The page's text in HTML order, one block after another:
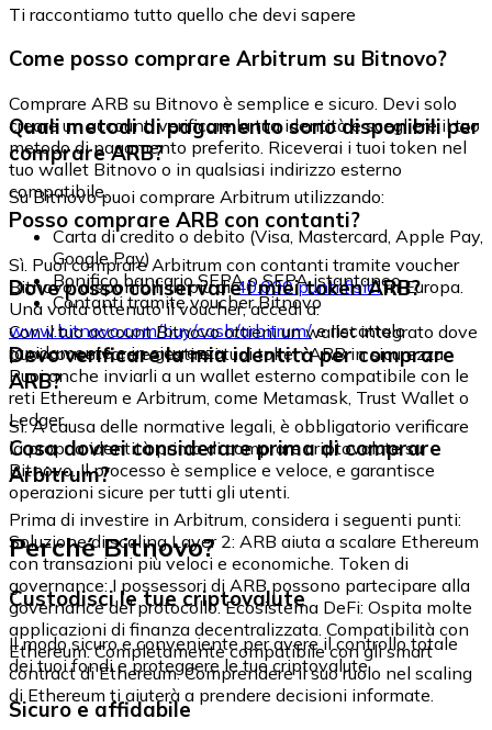
Ti raccontiamo tutto quello che devi sapere
Come posso comprare Arbitrum su Bitnovo?
Comprare ARB su Bitnovo è semplice e sicuro. Devi solo
creare un account, verificare la tua identità e scegliere il tuo
metodo di pagamento preferito. Riceverai i tuoi token nel
tuo wallet Bitnovo o in qualsiasi indirizzo esterno
compatibile.
Quali metodi di pagamento sono disponibili per
comprare ARB?
Su Bitnovo puoi comprare Arbitrum utilizzando:
Carta di credito o debito (Visa, Mastercard, Apple Pay,
Google Pay)
Bonifico bancario SEPA o SEPA istantaneo
Contanti tramite voucher Bitnovo
Posso comprare ARB con contanti?
Sì. Puoi comprare Arbitrum con contanti tramite voucher
Bitnovo, disponibili in più di40.000 punti fisiciin Europa.
Una volta ottenuto il voucher, accedi a:
www.bitnovo.com/buy/cash/arbitrum/e riscattalo
rapidamente e in sicurezza.
Dove posso conservare i miei token ARB?
Con il tuo account Bitnovo ottieni un wallet integrato dove
puoi conservare e gestire i tuoi token ARB in sicurezza.
Puoi anche inviarli a un wallet esterno compatibile con le
reti Ethereum e Arbitrum, come Metamask, Trust Wallet o
Ledger.
Devo verificare la mia identità per comprare
ARB?
Sì. A causa delle normative legali, è obbligatorio verificare
la propria identità prima di comprare criptovalute su
Bitnovo. Il processo è semplice e veloce, e garantisce
operazioni sicure per tutti gli utenti.
Cosa dovrei considerare prima di comprare
Arbitrum?
Prima di investire in Arbitrum, considera i seguenti punti:
Soluzione di scaling Layer 2: ARB aiuta a scalare Ethereum
con transazioni più veloci e economiche. Token di
governance: I possessori di ARB possono partecipare alla
governance del protocollo. Ecosistema DeFi: Ospita molte
applicazioni di finanza decentralizzata. Compatibilità con
Ethereum: Completamente compatibile con gli smart
contract di Ethereum. Comprendere il suo ruolo nel scaling
di Ethereum ti aiuterà a prendere decisioni informate.
Perché Bitnovo?
Custodisci le tue criptovalute
Il modo sicuro e conveniente per avere il controllo totale
dei tuoi fondi e proteggere le tue criptovalute.
Sicuro e affidabile